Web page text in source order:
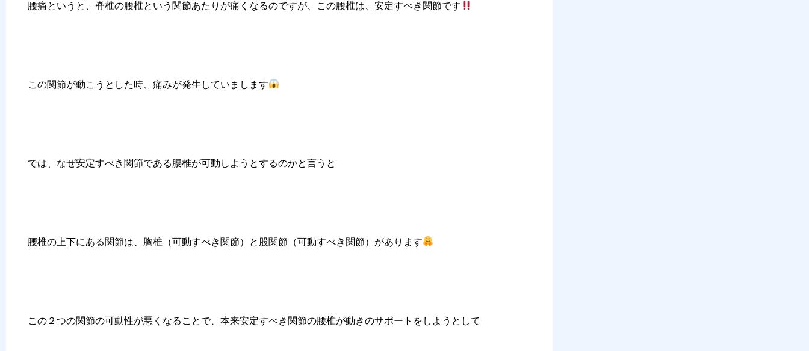
腰痛というと、脊椎の腰椎という関節あたりが痛くなるのですが、この腰椎は、安定すべき関節です
この関節が動こうとした時、痛みが発生していまします
では、なぜ安定すべき関節である腰椎が可動しようとするのかと言うと
腰椎の上下にある関節は、胸椎（可動すべき関節）と股関節（可動すべき関節）があります
この２つの関節の可動性が悪くなることで、本来安定すべき関節の腰椎が動きのサポートをしようとして